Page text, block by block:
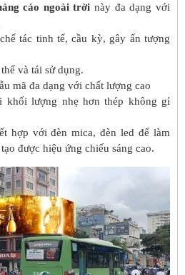
cáo ngoài trời này đa dạng với
tác tinh tế, cầu kỳ, gây ấn tượng
và tái sử dụng.
mã đa dạng với chất lượng cao
khối lượng nhẹ hơn thép không gỉ
hợp với đèn mica, đèn led để làm
được hiệu ứng chiếu sáng cao.